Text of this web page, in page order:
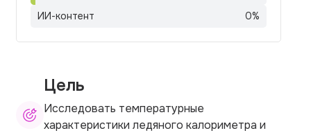
ИИ-контент
0%
Цель
Исследовать температурные
характеристики ледяного калориметра и